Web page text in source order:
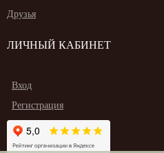
Друзья
ЛИЧНЫЙ КАБИНЕТ
Вход
Регистрация